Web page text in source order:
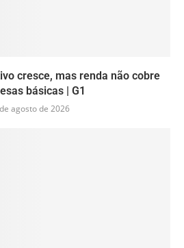
cresce, mas renda não cobre
básicas | G1
agosto de 2026